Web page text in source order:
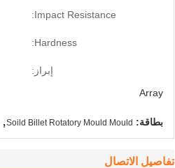
Impact Resistance:
Hardness:
إبراز:
Array
بطاقة: Soild Billet Rotatory Mould Mould
,
تفاصيل الاتصال